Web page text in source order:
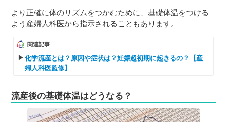
より正確に体のリズムをつかむために、基礎体温をつける
よう産婦人科医から指示されることもあります。
関連記事
化学流産とは？原因や症状は？妊娠超初期に起きるの？【産
婦人科医監修】
流産後の基礎体温はどうなる？